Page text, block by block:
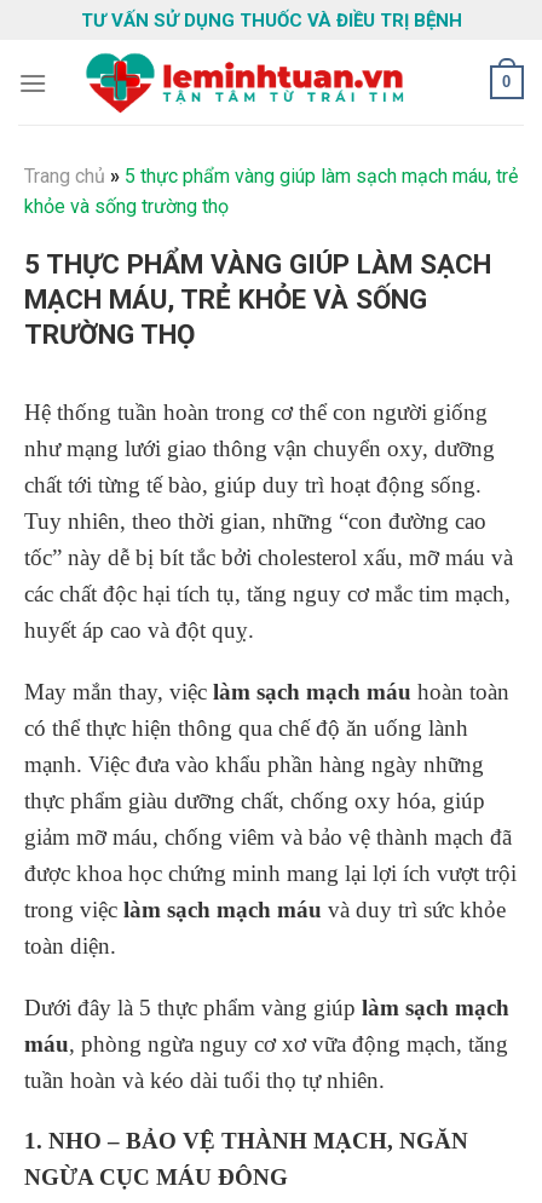
content
TƯ VẤN SỬ DỤNG THUỐC VÀ ĐIỀU TRỊ BỆNH
0
Trang chủ » 5 thực phẩm vàng giúp làm sạch mạch máu, trẻ
khỏe và sống trường thọ
5 THỰC PHẨM VÀNG GIÚP LÀM SẠCH
MẠCH MÁU, TRẺ KHỎE VÀ SỐNG
TRƯỜNG THỌ
Hệ thống tuần hoàn trong cơ thể con người giống
như mạng lưới giao thông vận chuyển oxy, dưỡng
chất tới từng tế bào, giúp duy trì hoạt động sống.
Tuy nhiên, theo thời gian, những “con đường cao
tốc” này dễ bị bít tắc bởi cholesterol xấu, mỡ máu và
các chất độc hại tích tụ, tăng nguy cơ mắc tim mạch,
huyết áp cao và đột quỵ.
May mắn thay, việc làm sạch mạch máu hoàn toàn
có thể thực hiện thông qua chế độ ăn uống lành
mạnh. Việc đưa vào khẩu phần hàng ngày những
thực phẩm giàu dưỡng chất, chống oxy hóa, giúp
giảm mỡ máu, chống viêm và bảo vệ thành mạch đã
được khoa học chứng minh mang lại lợi ích vượt trội
trong việc làm sạch mạch máu và duy trì sức khỏe
toàn diện.
Dưới đây là 5 thực phẩm vàng giúp làm sạch mạch
máu, phòng ngừa nguy cơ xơ vữa động mạch, tăng
tuần hoàn và kéo dài tuổi thọ tự nhiên.
1. NHO – BẢO VỆ THÀNH MẠCH, NGĂN
NGỪA CỤC MÁU ĐÔNG